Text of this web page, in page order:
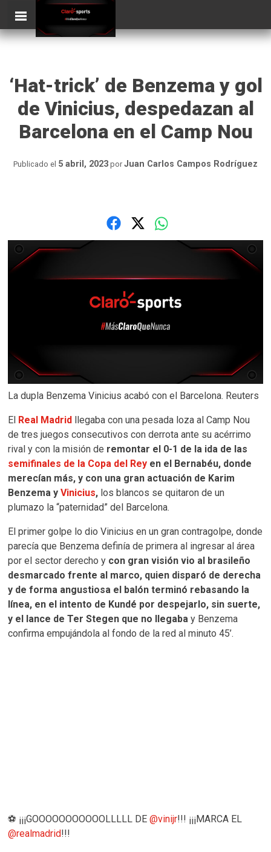
content
ClaroSports
‘Hat-trick’ de Benzema y gol
de Vinicius, despedazan al
Barcelona en el Camp Nou
Publicado el 5 abril, 2023 por Juan Carlos Campos Rodríguez
La dupla Benzema Vinicius acabó con el Barcelona. Reuters
El Real Madrid llegaba con una pesada loza al Camp Nou
de tres juegos consecutivos con derrota ante su acérrimo
rival y con la misión de remontar el 0-1 de la ida de las
semifinales de la Copa del Rey en el Bernabéu, donde
merecían más, y con una gran actuación de Karim
Benzema yVinicius, los blancos se quitaron de un
plumazo la “paternidad” del Barcelona.
El primer golpe lo dio Vinicius en un gran contragolpe, donde
parecía que Benzema definía de primera al ingresar al área
por el sector derecho y con gran visión vio al brasileño
desmarcado frente al marco, quien disparó de derecha
y de forma angustiosa el balón terminó rebasando la
línea, en el intento de Kundé por despejarlo, sin suerte,
y el lance de Ter Stegen que no llegaba y Benzema
confirma empujándola al fondo de la red al minuto 45’.
⚽️ ¡¡¡GOOOOOOOOOOOLLLLL DE@vinijr!!! ¡¡¡MARCA EL
@realmadrid!!!